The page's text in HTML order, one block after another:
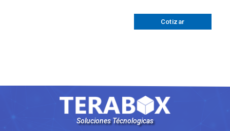
Cotizar
Soluciones Técnologicas